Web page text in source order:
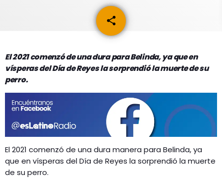
ESLATINO NEWS
ACTUALIDAD
GEEKERS
MÚSICA
ENTRETENIMIENTO
LOS + TOP
PROGRAMACIÓN
INICIO
RADIO SPLENDID
CONTACTO
share
email
El 2021 comenzó de una dura para Belinda, ya que en
vísperas del Día de Reyes la sorprendió la muerte de su
perro.
El 2021 comenzó de una dura manera para Belinda, ya
que en vísperas del Día de Reyes la sorprendió la muerte
de su perro.